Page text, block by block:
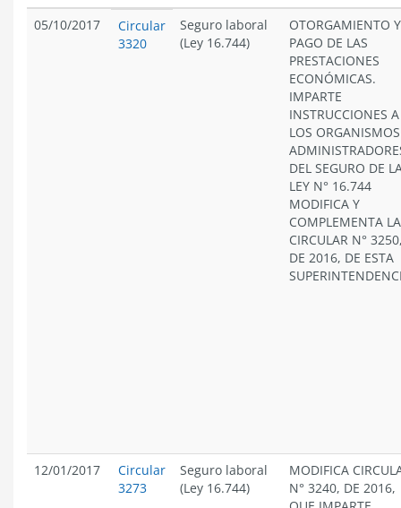
05/10/2017
Circular
3320
Seguro laboral
(Ley 16.744)
OTORGAMIENTO Y
PAGO DE LAS
PRESTACIONES
ECONÓMICAS.
IMPARTE
INSTRUCCIONES A
LOS ORGANISMOS
DEL SEGURO DE
LEY N° 16.744
MODIFICA Y
COMPLEMENTA LA
CIRCULAR N°
DE 2016, DE ESTA
12/01/2017
Circular
3273
Seguro laboral
(Ley 16.744)
MODIFICA
N° 3240, DE 2016,